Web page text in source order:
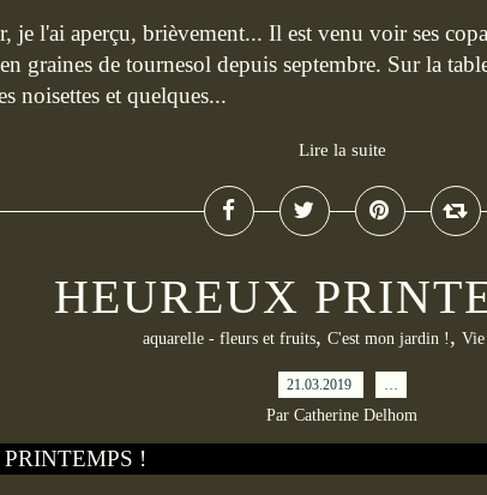
je l'ai aperçu, brièvement... Il est venu voir ses
graines de tournesol depuis septembre. Sur la
noisettes et quelques...
Lire la suite
HEUREUX
aquarelle - fleurs et fruits, C'est mon jardin ! , Vie
21.03.2019 …
Par Catherine Delhom